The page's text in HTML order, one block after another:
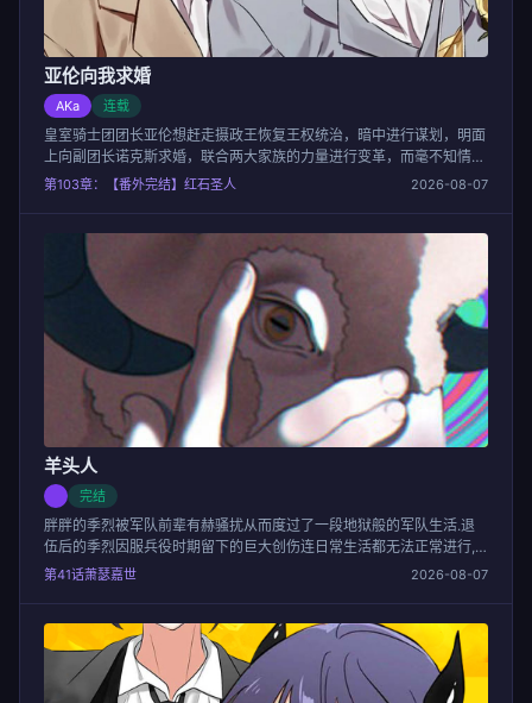
亚伦向我求婚
AKa 连载
皇室骑士团团长亚伦想赶走摄政王恢复王权统治，暗中进行谋划，明面
上向副团长诺克斯求婚，联合两大家族的力量进行变革，而毫不知情的
诺克斯就这样被卷进权利漩涡中。
第103章：【番外完结】红石圣人 2026-08-07
羊头人
完结
胖胖的季烈被军队前辈有赫骚扰从而度过了一段地狱般的军队生活.退
伍后的季烈因服兵役时期留下的巨大创伤连日常生活都无法正常进行,
在网上招聘新员工的广告上看到了一张熟悉的面孔.这个人正是毁了自
第41话萧瑟嘉世 2026-08-07